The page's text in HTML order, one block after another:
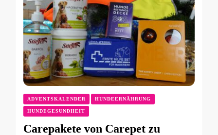
ADVENTSKALENDER HUNDEERNÄHRUNG
HUNDEGESUNDHEIT
Carepakete von Carepet zu